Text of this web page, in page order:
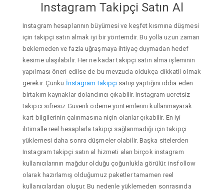
Instagram Takipçi Satın Al
Instagram hesaplarının büyümesi ve keşfet kısmına düşmesi
için takipçi satın almak iyi bir yöntemdir. Bu yolla uzun zaman
beklemeden ve fazla uğraşmaya ihtiyaç duymadan hedef
kesime ulaşılabilir. Her ne kadar takipçi satın alma işleminin
yapılması öneri edilse de bu mevzuda oldukça dikkatli olmak
gerekir. Çünkü İnstagram takipçi satışı yaptığını iddia eden
birtakım kaynaklar dolandırıcı çıkabilir. Instagram ucretsiz
takipci sifresiz Güvenli ödeme yöntemlerini kullanmayarak
kart bilgilerinin çalınmasına niçin olanlar çıkabilir. En iyi
ihtimalle reel hesaplarla takipçi sağlanmadığı için takipçi
yüklemesi daha sonra düşmeler olabilir. Başka sitelerden
Instagram takipçi satın al hizmeti alan birçok instagram
kullanıcılarının mağdur olduğu çoğunlukla görülür. insfollow
olarak hazırlamış olduğumuz paketler tamamen reel
kullanıcılardan oluşur. Bu nedenle yüklemeden sonrasında